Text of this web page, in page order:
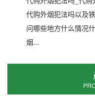
代购外烟犯法吗以及
问哪些地方什么情况
烟...